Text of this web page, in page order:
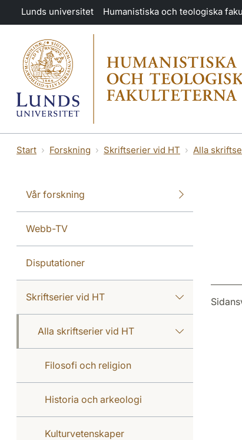
Hoppa till huvudinnehåll
Lunds universitet Humanistiska och teologiska
Start Forskning Skriftserier vid HT Alla
Vår forskning
Webb-TV
Disputationer
Skriftserier vid HT
Alla skriftserier vid HT
Filosofi och religion
Historia och arkeologi
Kulturvetenskaper